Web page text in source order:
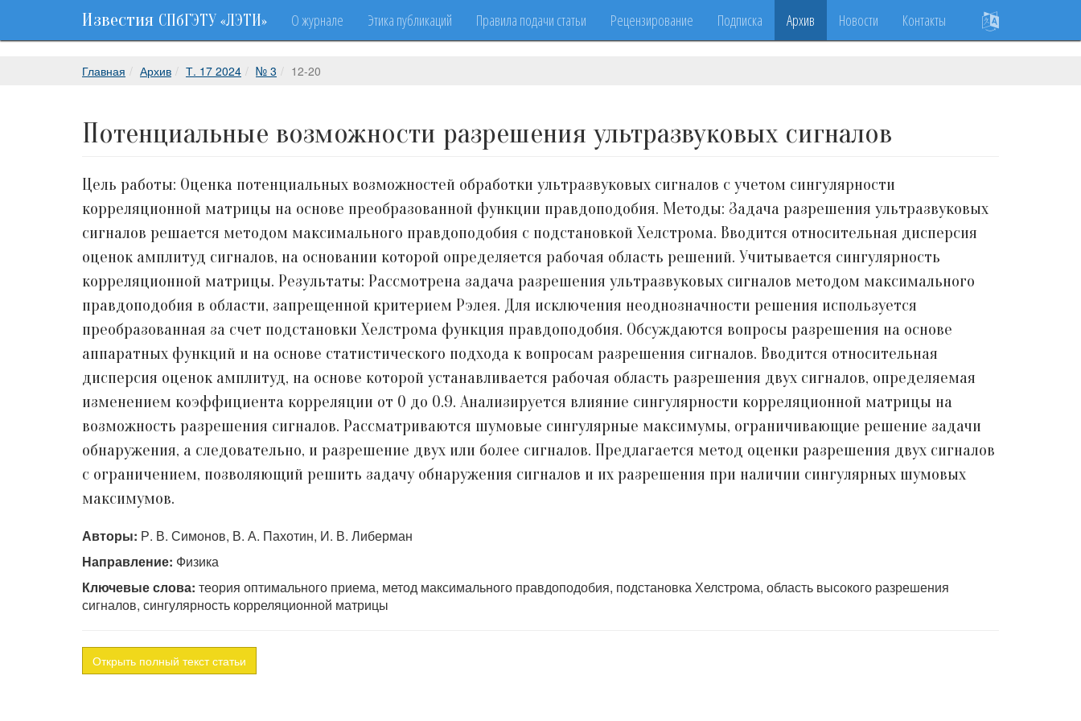
Известия СПбГЭТУ «ЛЭТИ» О журнале Этика публикаций Правила подачи статьи Рецензирование Подписка Архив Новости Контакты
Главная Архив Т. 17 2024 № 3 12-20
Потенциальные возможности разрешения ультразвуковых сигналов
Цель работы: Оценка потенциальных возможностей обработки ультразвуковых сигналов с учетом сингулярности
корреляционной матрицы на основе преобразованной функции правдоподобия. Методы: Задача разрешения ультразвуковых
сигналов решается методом максимального правдоподобия с подстановкой Хелстрома. Вводится относительная дисперсия
оценок амплитуд сигналов, на основании которой определяется рабочая область решений. Учитывается сингулярность
корреляционной матрицы. Результаты: Рассмотрена задача разрешения ультразвуковых сигналов методом максимального
правдоподобия в области, запрещенной критерием Рэлея. Для исключения неоднозначности решения используется
преобразованная за счет подстановки Хелстрома функция правдоподобия. Обсуждаются вопросы разрешения на основе
аппаратных функций и на основе статистического подхода к вопросам разрешения сигналов. Вводится относительная
дисперсия оценок амплитуд, на основе которой устанавливается рабочая область разрешения двух сигналов, определяемая
изменением коэффициента корреляции от 0 до 0.9. Анализируется влияние сингулярности корреляционной матрицы на
возможность разрешения сигналов. Рассматриваются шумовые сингулярные максимумы, ограничивающие решение задачи
обнаружения, а следовательно, и разрешение двух или более сигналов. Предлагается метод оценки разрешения двух сигналов
с ограничением, позволяющий решить задачу обнаружения сигналов и их разрешения при наличии сингулярных шумовых
максимумов.
Авторы: Р. В. Симонов, В. А. Пахотин, И. В. Либерман
Направление: Физика
Ключевые слова: теория оптимального приема, метод максимального правдоподобия, подстановка Хелстрома, область высокого разрешения
сигналов, сингулярность корреляционной матрицы
Открыть полный текст статьи